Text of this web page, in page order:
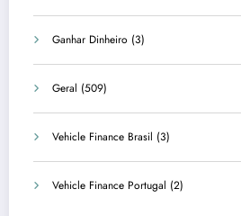
Ganhar Dinheiro (3)
Geral (509)
Vehicle Finance Brasil (3)
Vehicle Finance Portugal (2)